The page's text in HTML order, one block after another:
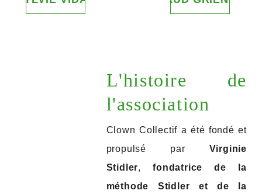
L'histoire de
l'association
Clown Collectif a été fondé et
propulsé par Virginie
Stidler,fondatrice de la
méthode Stidler et de la